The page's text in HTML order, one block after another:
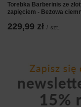
Torebka Barberinis ze
zapięciem - Beżowa
229,99 zł / szt.